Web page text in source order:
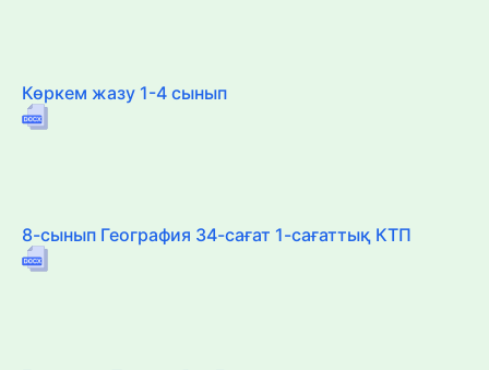
Көркем жазу 1-4 сынып
8-сынып География 34-сағат 1-сағаттық КТП